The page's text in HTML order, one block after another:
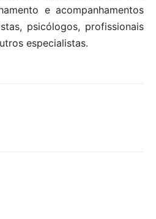
e acompanhamentos
psicólogos, profissionais
especialistas.